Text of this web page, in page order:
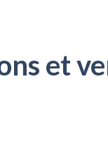
et